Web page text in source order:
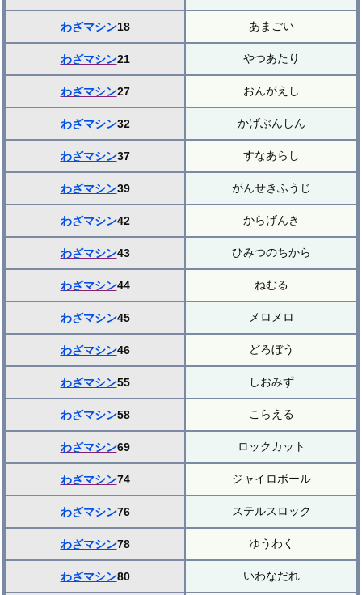
わざマシン18 あまごい
わざマシン21 やつあたり
わざマシン27 おんがえし
わざマシン32 かげぶんしん
わざマシン37 すなあらし
わざマシン39 がんせきふうじ
わざマシン42 からげんき
わざマシン43 ひみつのちから
わざマシン44 ねむる
わざマシン45 メロメロ
わざマシン46 どろぼう
わざマシン55 しおみず
わざマシン58 こらえる
わざマシン69 ロックカット
わざマシン74 ジャイロボール
わざマシン76 ステルスロック
わざマシン78 ゆうわく
わざマシン80 いわなだれ